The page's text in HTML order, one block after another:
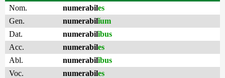
Nom.
numerabiles
Gen.
numerabilĭum
Dat.
numerabilĭbus
Acc.
numerabiles
Abl.
numerabilĭbus
Voc.
numerabiles